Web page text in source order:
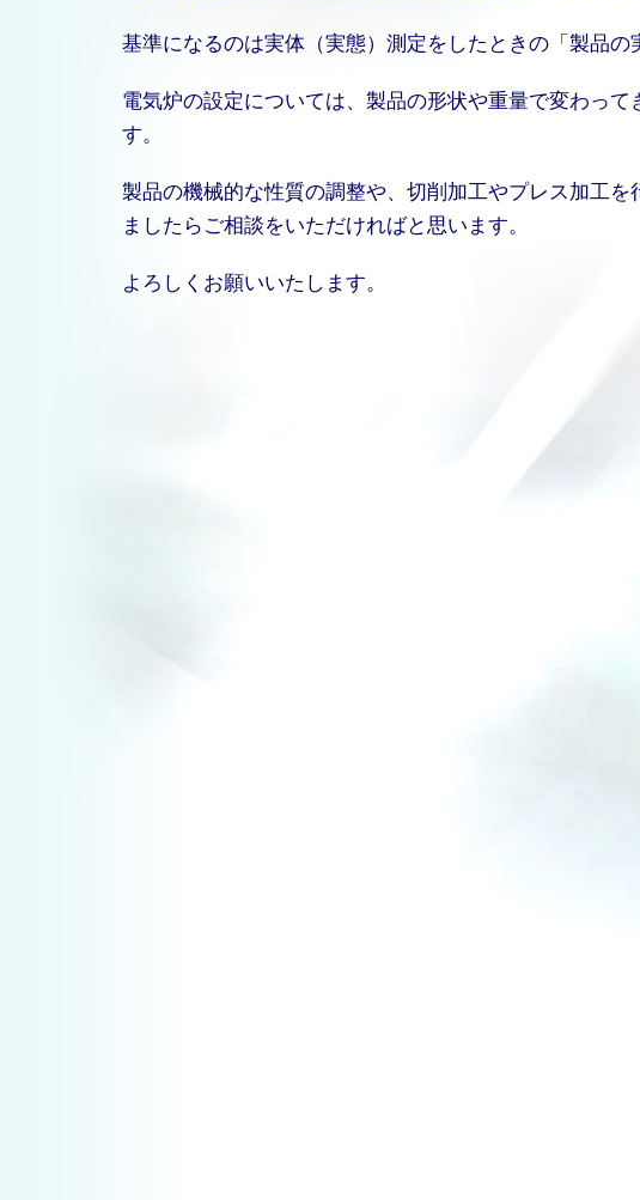
基準になるのは実体（実態）測定をしたときの「製品の
電気炉の設定については、製品の形状や重量で変わっ
す。
製品の機械的な性質の調整や、切削加工やプレス加工
ましたらご相談をいただければと思います。
よろしくお願いいたします。